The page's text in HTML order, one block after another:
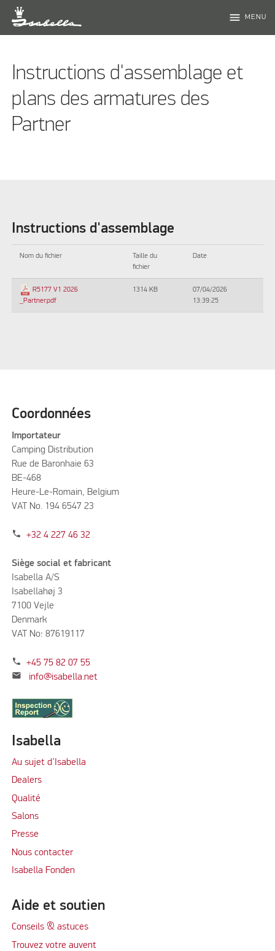
menu MENU
Instructions d'assemblage et
plans des armatures des
Partner
Instructions d'assemblage
Nom du fichier
Taille du
fichier
Date
R5177 V1 2026
_Partner.pdf
1314 KB
07/04/2026
13:39:25
Coordonnées
Importateur
Camping Distribution
Rue de Baronhaie 63
BE-468
Heure-Le-Romain, Belgium
VAT No. 194 6547 23
phone +32 4 227 46 32
Siège social et fabricant
Isabella A/S
Isabellahøj 3
7100 Vejle
Denmark
VAT No: 87619117
phone +45 75 82 07 55
mail info@isabella.net
Isabella
Au sujet d’Isabella
Dealers
Qualité
Salons
Presse
Nous contacter
Isabella Fonden
Aide et soutien
Conseils & astuces
Trouvez votre auvent